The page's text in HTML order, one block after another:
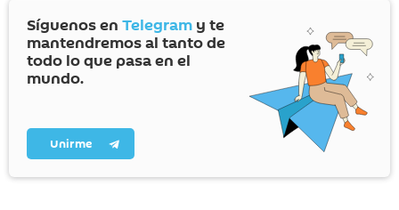
Síguenos en Telegram y te
mantendremos al tanto de
todo lo que pasa en el
mundo.
Unirme